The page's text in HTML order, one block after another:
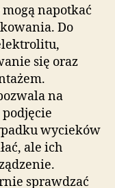
napotkać
Do
się oraz
na
wycieków
ale ich
sprawdzać